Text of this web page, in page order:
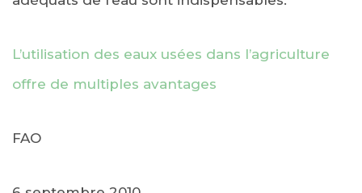
L’utilisation des eaux usées dans l’agriculture
offre de multiples avantages
FAO